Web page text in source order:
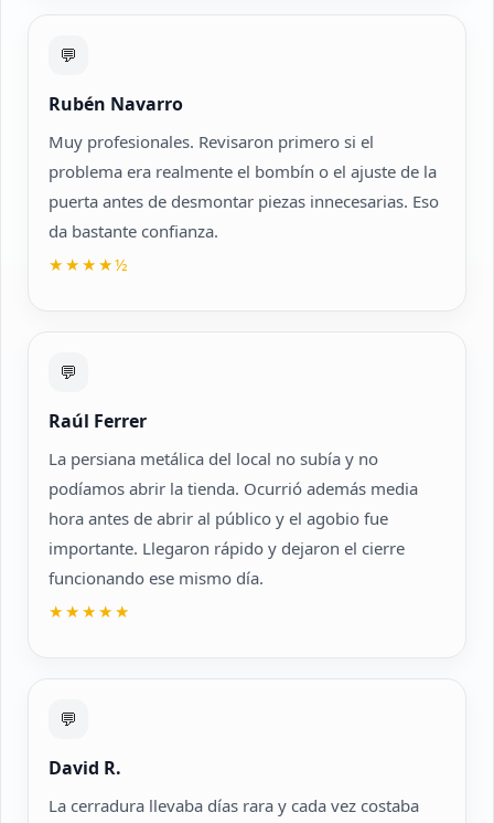
💬
Rubén Navarro
Muy profesionales. Revisaron primero si el
problema era realmente el bombín o el ajuste de la
puerta antes de desmontar piezas innecesarias. Eso
da bastante confianza.
★★★★½
💬
Raúl Ferrer
La persiana metálica del local no subía y no
podíamos abrir la tienda. Ocurrió además media
hora antes de abrir al público y el agobio fue
importante. Llegaron rápido y dejaron el cierre
funcionando ese mismo día.
★★★★★
💬
David R.
La cerradura llevaba días rara y cada vez costaba